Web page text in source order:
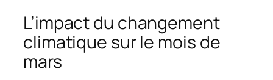
L’impact du changement
climatique sur le mois de
mars